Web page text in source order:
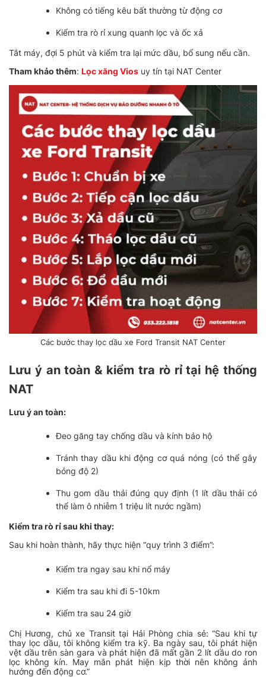
Không có tiếng kêu bất thường từ động cơ
Kiểm tra rò rỉ xung quanh lọc và ốc xả
Tắt máy, đợi 5 phút và kiểm tra lại mức dầu, bổ sung nếu cần.
Tham khảo thêm: Lọc xăng Vios uy tín tại NAT Center
Các bước thay lọc dầu xe Ford Transit NAT Center
Lưu ý an toàn & kiểm tra rò rỉ tại hệ thống
NAT
Lưu ý an toàn:
Đeo găng tay chống dầu và kính bảo hộ
Tránh thay dầu khi động cơ quá nóng (có thể gây
bỏng độ 2)
Thu gom dầu thải đúng quy định (1 lít dầu thải có
thể làm ô nhiễm 1 triệu lít nước ngầm)
Kiểm tra rò rỉ sau khi thay:
Sau khi hoàn thành, hãy thực hiện “quy trình 3 điểm”:
Kiểm tra ngay sau khi nổ máy
Kiểm tra sau khi đi 5-10km
Kiểm tra sau 24 giờ
Chị Hương, chủ xe Transit tại Hải Phòng chia sẻ:“Sau khi tự
thay lọc dầu, tôi không kiểm tra kỹ. Ba ngày sau, tôi phát hiện
vệt dầu trên sàn gara và phát hiện đã mất gần 2 lít dầu do ron
lọc không kín. May mắn phát hiện kịp thời nên không ảnh
hưởng đến động cơ.”